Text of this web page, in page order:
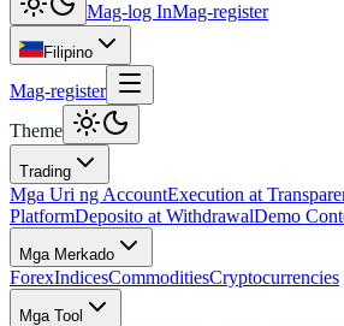
Mag-log InMag-register
Filipino
Mag-register
Theme
Trading
Mga Uri ng AccountExecution at
PlatformDeposito at WithdrawalDemo
Mga Merkado
ForexIndicesCommoditiesCryptocurrencies
Mga Tool